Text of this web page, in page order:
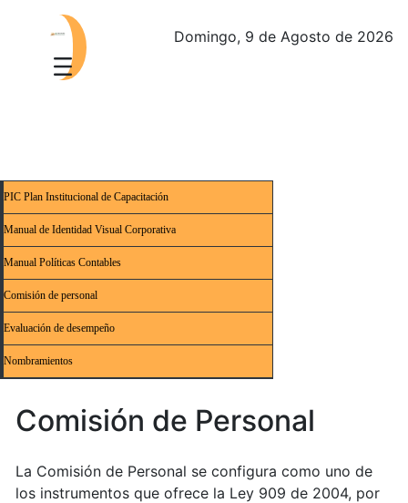
Domingo, 9 de Agosto de 2026
PIC Plan Institucional de Capacitación
Manual de Identidad Visual Corporativa
Manual Políticas Contables
Comisión de personal
Evaluación de desempeño
Nombramientos
Comisión de Personal
La Comisión de Personal se configura como uno de
los instrumentos que ofrece la Ley 909 de 2004, por